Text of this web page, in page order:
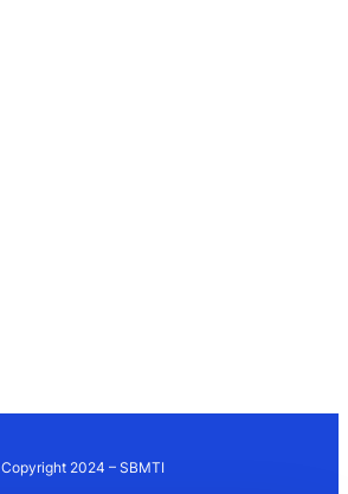
Copyright 2024 – SBMTI